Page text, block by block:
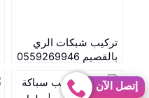
تركيب شبكات الري
بالقصيم 0559269946
إتصل الآن